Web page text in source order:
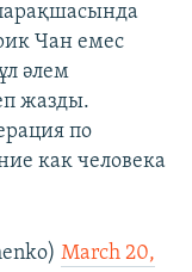
Чан емес
әлем
жазды.
по
как человека
March 20,